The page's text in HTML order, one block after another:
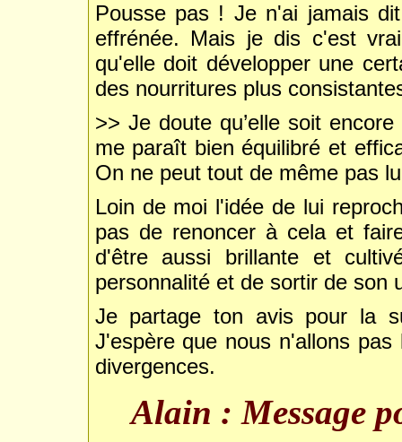
Pousse pas ! Je n'ai jamais
effrénée. Mais je dis c'est
qu'elle doit développer une
des nourritures plus
>> Je doute qu’elle soit
me paraît bien équilibré et
On ne peut tout de même pas
Loin de moi l'idée de lui
pas de renoncer à cela et
d'être aussi brillante et
personnalité et de sortir de son
Je partage ton avis pour la
J'espère que nous n'allons
divergences.
Alain : Message